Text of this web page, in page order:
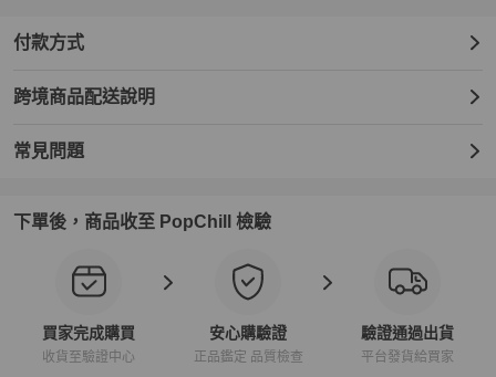
付款方式
跨境商品配送說明
常見問題
下單後，商品收至 PopChill 檢驗
買家完成購買
收貨至驗證中心
安心購驗證
正品鑑定 品質檢查
驗證通過出貨
平台發貨給買家